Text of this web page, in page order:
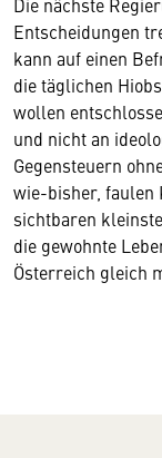
Entscheidungen
kann auf einen
die täglichen
wollen
und nicht an
Gegensteuern
wie-bisher, faulen
sichtbaren
die gewohnte
Österreich gleich